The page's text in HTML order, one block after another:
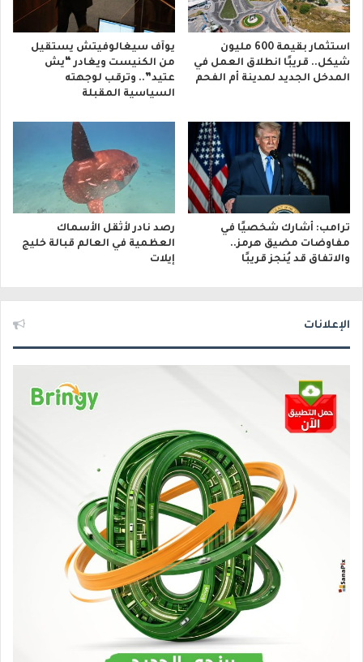
استثمار بقيمة 600 مليون
شيكل.. قريبًا انطلاق العمل في
المدخل الجديد لمدينة أم الفحم
يوآف سيغالوفيتش يستقيل
من الكنيست ويغادر “يش
عتيد”.. وترقب لوجهته
السياسية المقبلة
ترامب: أشارك شخصيًا في
مفاوضات مضيق هرمز..
والاتفاق قد يُنجز قريبًا
رصد نادر لأثقل الأسماك
العظمية في العالم قبالة خليج
إيلات
الإعلانات